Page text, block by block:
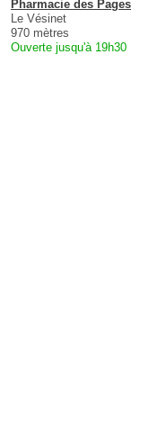
Pharmacie des Pages
Le Vésinet
970 mètres
Ouverte jusqu'à 19h30